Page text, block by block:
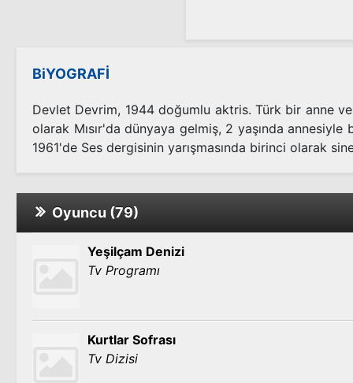
BiYOGRAFİ
Devlet Devrim, 1944 doğumlu aktris. Türk bir anne ve
olarak Mısır'da dünyaya gelmiş, 2 yaşında
1961'de Ses dergisinin yarışmasında birinci olarak
Oyuncu (79)
Yeşilçam Denizi
Tv Programı
Kurtlar Sofrası
Tv Dizisi